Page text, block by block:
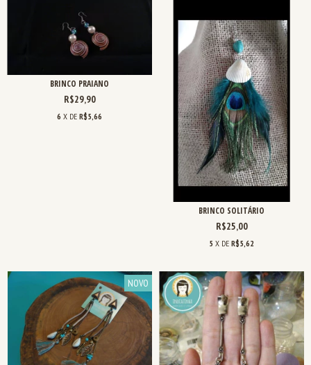
BRINCO PRAIANO
R$29,90
6 X DE R$5,66
BRINCO SOLITÁRIO
R$25,00
5 X DE R$5,62
NOVO